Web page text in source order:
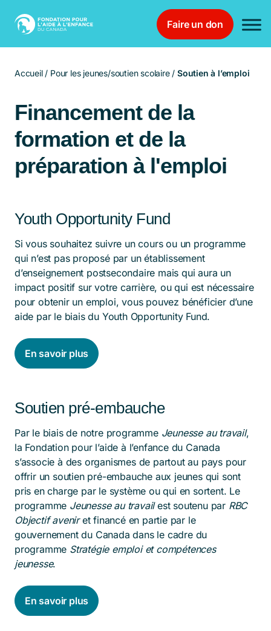
Faire un don
Accueil/ Pour les jeunes/soutien scolaire/Soutien à l’emploi
Financement de la
formation et de la
préparation à l'emploi
Youth Opportunity Fund
Si vous souhaitez suivre un cours ou un programme
qui n’est pas proposé par un établissement
d’enseignement postsecondaire mais qui aura un
impact positif sur votre carrière, ou qui est nécessaire
pour obtenir un emploi, vous pouvez bénéficier d’une
aide par le biais du Youth Opportunity Fund.
En savoir plus
Soutien pré-embauche
Par le biais de notre programme Jeunesse au travail,
la Fondation pour l’aide à l’enfance du Canada
s’associe à des organismes de partout au pays pour
offrir un soutien pré-embauche aux jeunes qui sont
pris en charge par le système ou qui en sortent. Le
programme Jeunesse au travailest soutenu par RBC
Objectif aveniret financé en partie par le
gouvernement du Canada dans le cadre du
programme Stratégie emploi et compétences
jeunesse.
En savoir plus